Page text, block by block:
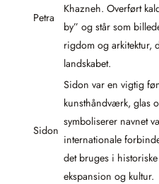
Petra
Khazneh. Overført
by” og står som
rigdom og arkitektur,
landskabet.
Sidon
Sidon var en vigtig
kunsthåndværk, glas
symboliserer navnet
internationale
det bruges i
ekspansion og kultur.